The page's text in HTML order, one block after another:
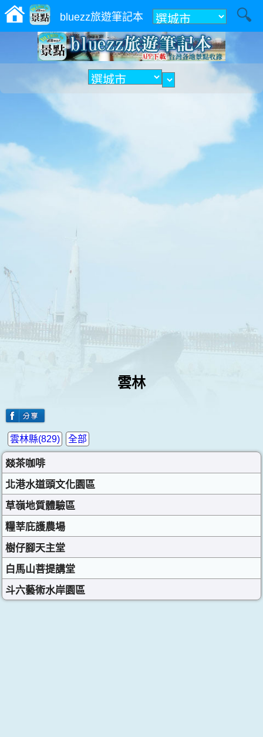
bluezz旅遊筆記本 附近
雲林
全部
雲林縣(829)
燚茶咖啡
北港水道頭文化園區
草嶺地質體驗區
糧莘庇護農場
樹仔腳天主堂
白馬山菩提講堂
斗六藝術水岸園區